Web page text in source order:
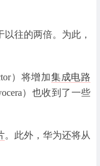
往的两倍。为此，
）将增加集成电路
）也收到了一些
。此外，华为还将从